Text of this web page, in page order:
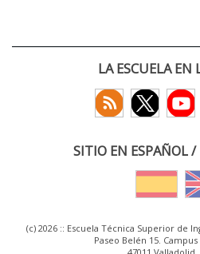
LA ESCUELA EN
SITIO EN ESPAÑOL
(c) 2026 :: Escuela Técnica Superior de
Paseo Belén 15.